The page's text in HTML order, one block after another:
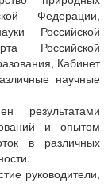
Федерации,
Российской
Российской
Кабинет
научные
и опытом
в различных
руководители,